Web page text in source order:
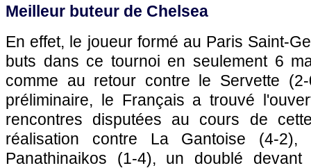
Meilleur buteur de Chelsea
En effet, le joueur formé au Paris Saint-
buts dans ce tournoi en seulement 6
comme au retour contre le Servette
préliminaire, le Français a trouvé
rencontres disputées au cours de
réalisation contre La Gantoise (4-
Panathinaikos (1-4), un doublé